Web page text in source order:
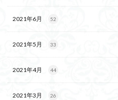
2021年6月 52
2021年5月 33
2021年4月 44
2021年3月 26